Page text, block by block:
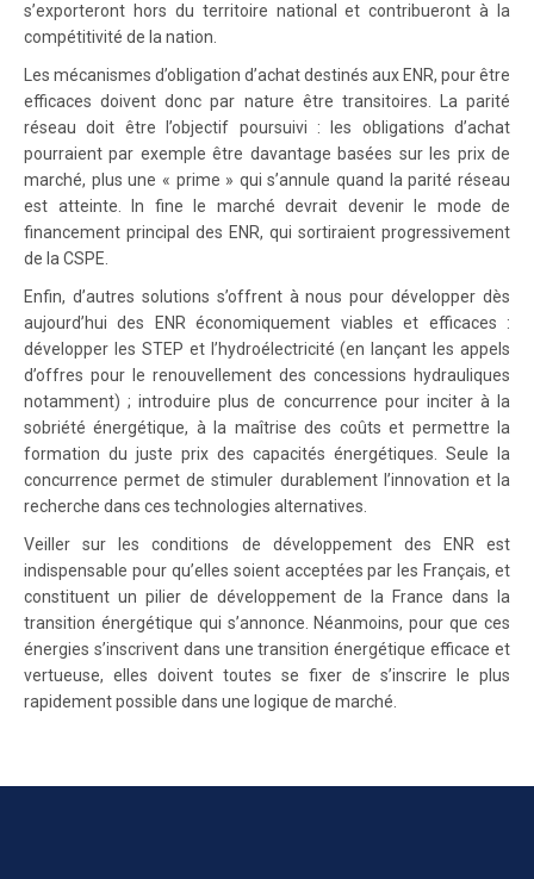
s’exporteront hors du territoire national et contribueront à la
compétitivité de la nation.
Les mécanismes d’obligation d’achat destinés aux ENR, pour être
efficaces doivent donc par nature être transitoires. La parité
réseau doit être l’objectif poursuivi : les obligations d’achat
pourraient par exemple être davantage basées sur les prix de
marché, plus une « prime » qui s’annule quand la parité réseau
est atteinte. In fine le marché devrait devenir le mode de
financement principal des ENR, qui sortiraient progressivement
de la CSPE.
Enfin, d’autres solutions s’offrent à nous pour développer dès
aujourd’hui des ENR économiquement viables et efficaces :
développer les STEP et l’hydroélectricité (en lançant les appels
d’offres pour le renouvellement des concessions hydrauliques
notamment) ; introduire plus de concurrence pour inciter à la
sobriété énergétique, à la maîtrise des coûts et permettre la
formation du juste prix des capacités énergétiques. Seule la
concurrence permet de stimuler durablement l’innovation et la
recherche dans ces technologies alternatives.
Veiller sur les conditions de développement des ENR est
indispensable pour qu’elles soient acceptées par les Français, et
constituent un pilier de développement de la France dans la
transition énergétique qui s’annonce. Néanmoins, pour que ces
énergies s’inscrivent dans une transition énergétique efficace et
vertueuse, elles doivent toutes se fixer de s’inscrire le plus
rapidement possible dans une logique de marché.